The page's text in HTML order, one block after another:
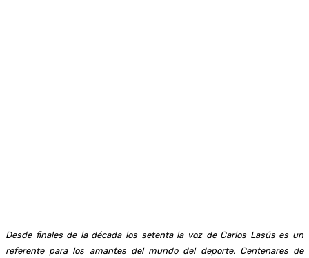
Desde finales de la década los setenta la voz de Carlos Lasús es un
referente para los amantes del mundo del deporte. Centenares de